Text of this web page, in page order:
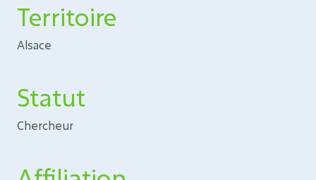
Territoire
Alsace
Statut
Chercheur